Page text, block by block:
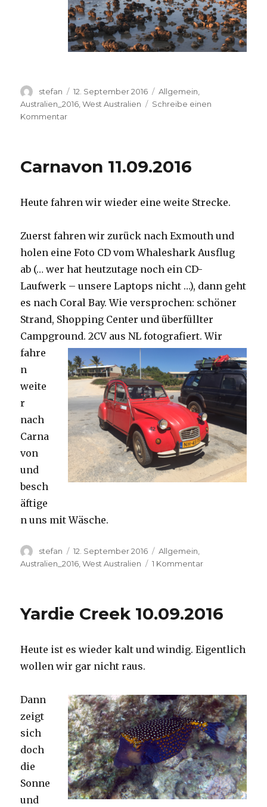
Autor
stefan
Veröffentlicht
am
12. September 2016 Kategorien
Allgemein
Australien_2016 ,West Australien
Schreibe einen
Kommentarzu
Carnavon 11.09.2016
Heute fahren wir wieder eine weite Strecke.
Zuerst fahren wir zurück nach Exmouth und
holen eine Foto CD vom Whaleshark Ausflug
ab (… wer hat heutzutage noch ein CD-
Laufwerk – unsere Laptops nicht …), dann geht
es nach Coral Bay. Wie versprochen: schöner
Strand, Shopping Center und überfüllter
Campground.2CV aus NL fotografiert. Wir
fahre
n
weite
r
nach
Carna
von
und
besch
äftige
n uns mit Wäsche.
Autor
stefan
Veröffentlicht
am
12. September 2016 Kategorien
Allgemein
Australien_2016 ,West Australien 1 Kommentarzu
Yardie Creek 10.09.2016
Heute ist es wieder kalt und windig. Eigentlich
wollen wir gar nicht raus.
Dann
zeigt
sich
doch
die
Sonne
und